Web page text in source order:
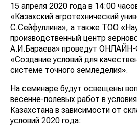
15 апреля 2020 года в 14:00
«Казахский агротехнический
С.Сейфуллина», а также ТОО
производственный центр
А.И.Бараева» проведут
«Создание условий для
системе точного земледелия».
На семинаре будут освещены
весенне-полевых работ в
Казахстана в зависимости от
условий 2020 года: